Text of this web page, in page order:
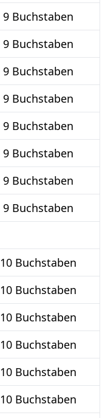
9 Buchstaben
9 Buchstaben
9 Buchstaben
9 Buchstaben
9 Buchstaben
9 Buchstaben
9 Buchstaben
9 Buchstaben
10 Buchstaben
10 Buchstaben
10 Buchstaben
10 Buchstaben
10 Buchstaben
10 Buchstaben